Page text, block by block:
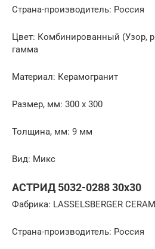
Страна-производитель: Россия
Цвет: Комбинированный (Узор,
гамма
Материал: Керамогранит
Размер, мм: 300 x 300
Толщина, мм: 9 мм
Вид: Микс
АСТРИД 5032-0288 30х30
Фабрика: LASSELSBERGER
Страна-производитель: Россия